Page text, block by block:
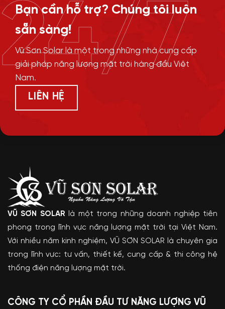
Bạn cần hỗ trợ? Chúng tôi luôn
sẵn sàng!
Vũ Sơn Solar là một trong những nhà cung cấp
giải pháp năng lượng mặt trời hàng đầu Việt
Nam.
LIÊN HỆ
24/7
VŨ SƠN SOLAR là một trong những doanh nghiệp tiên
phong trong lĩnh vực năng lượng mặt trời tại Việt Nam.
Với nhiều năm kinh nghiệm, VŨ SƠN SOLAR là chuyên gia
trong lĩnh vực: tư vấn, thiết kế, cung cấp & thi công hệ
thống điện năng lượng mặt trời.
CÔNG TY CỔ PHẦN ĐẦU TƯ NĂNG LƯỢNG VŨ